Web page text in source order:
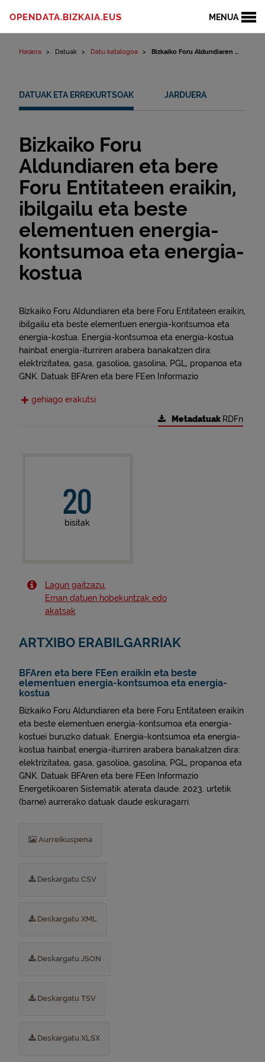
MENUA
OPENDATA.BIZKAIA.EUS
Hasiera Datuak Datu katalogoa Bizkaiko Foru Aldundiaren ...
DATUAK ETA ERREKURTSOAK JARDUERA
Bizkaiko Foru
Aldundiaren eta bere
Foru Entitateen eraikin,
ibilgailu eta beste
elementuen energia-
kontsumoa eta energia-
kostua
Bizkaiko Foru Aldundiaren eta bere Foru Entitateen eraikin,
ibilgailu eta beste elementuen energia-kontsumoa eta
energia-kostua. Energia-kontsumoa eta energia-kostua
hainbat energia-iturriren arabera banakatzen dira:
elektrizitatea, gasa, gasolioa, gasolina, PGL, propanoa eta
GNK. Datuak BFAren eta bere FEen Informazio
gehiago erakutsi
Metadatuak RDFn
20
bisitak
Lagun gaitzazu.
Eman datuen hobekuntzak edo
akatsak
ARTXIBO ERABILGARRIAK
BFAren eta bere FEen eraikin eta beste
elementuen energia-kontsumoa eta energia-
kostua
Bizkaiko Foru Aldundiaren eta bere Foru Entitateen eraikin
eta beste elementuen energia-kontsumoa eta energia-
kostuei buruzko datuak. Energia-kontsumoa eta energia-
kostua hainbat energia-iturriren arabera banakatzen dira:
elektrizitatea, gasa, gasolioa, gasolina, PGL, propanoa eta
GNK. Datuak BFAren eta bere FEen Informazio
Energetikoaren Sistematik aterata daude. 2023. urtetik
(barne) aurrerako datuak daude eskuragarri.
Aurreikuspena
Deskargatu CSV
Deskargatu XML
Deskargatu JSON
Deskargatu TSV
Deskargatu XLSX